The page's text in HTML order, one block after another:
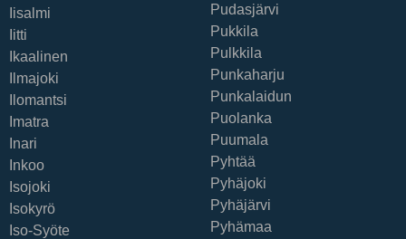
Iisalmi
Iitti
Ikaalinen
Ilmajoki
Ilomantsi
Imatra
Inari
Inkoo
Isojoki
Isokyrö
Iso-Syöte
Pudasjärvi
Pukkila
Pulkkila
Punkaharju
Punkalaidun
Puolanka
Puumala
Pyhtää
Pyhäjoki
Pyhäjärvi
Pyhämaa